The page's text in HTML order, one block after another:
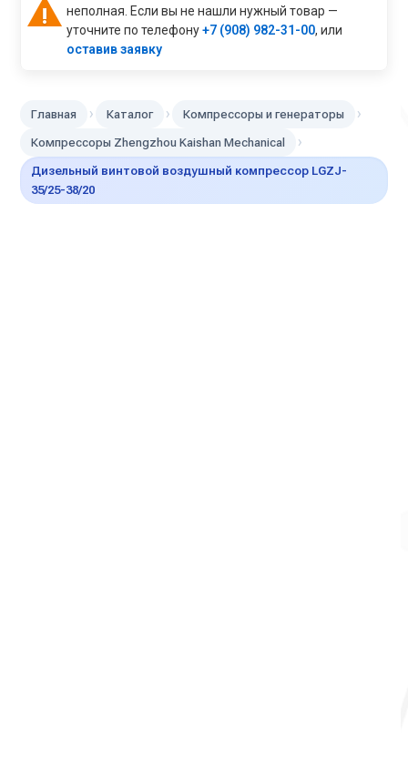
неполная. Если вы не нашли нужный товар —
уточните по телефону+7 (908) 982-31-00, или
оставив заявку
Главная › Каталог › Компрессоры и генераторы ›
Компрессоры Zhengzhou Kaishan Mechanical ›
Дизельный винтовой воздушный компрессор LGZJ-
35/25-38/20